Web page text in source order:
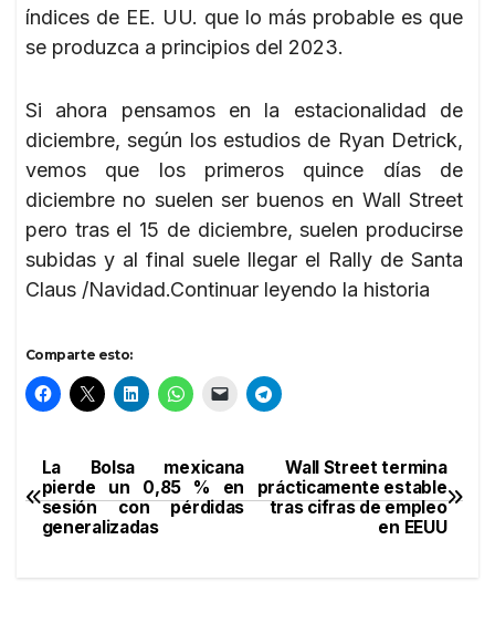
índices de EE. UU. que lo más probable es que
se produzca a principios del 2023.
Si ahora pensamos en la estacionalidad de
diciembre, según los estudios de Ryan Detrick,
vemos que los primeros quince días de
diciembre no suelen ser buenos en Wall Street
pero tras el 15 de diciembre, suelen producirse
subidas y al final suele llegar el Rally de Santa
Claus /Navidad.Continuar leyendo la historia
Comparte esto:
Navegación
de
Wall Street termina
prácticamente estable
tras cifras de empleo
en EEUU
La Bolsa mexicana
pierde un 0,85 % en
sesión con pérdidas
generalizadas